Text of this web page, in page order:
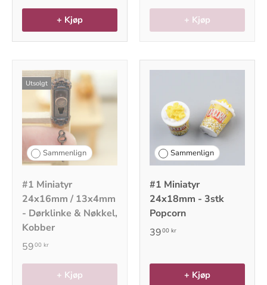
+ Kjøp + Kjøp
Utsolgt
Sammenlign
#1 Miniatyr
24x16mm / 13x4mm
- Dørklinke & Nøkkel,
Kobber
5900 kr
+ Kjøp
Sammenlign
#1 Miniatyr
24x18mm - 3stk
Popcorn
3900 kr
+ Kjøp